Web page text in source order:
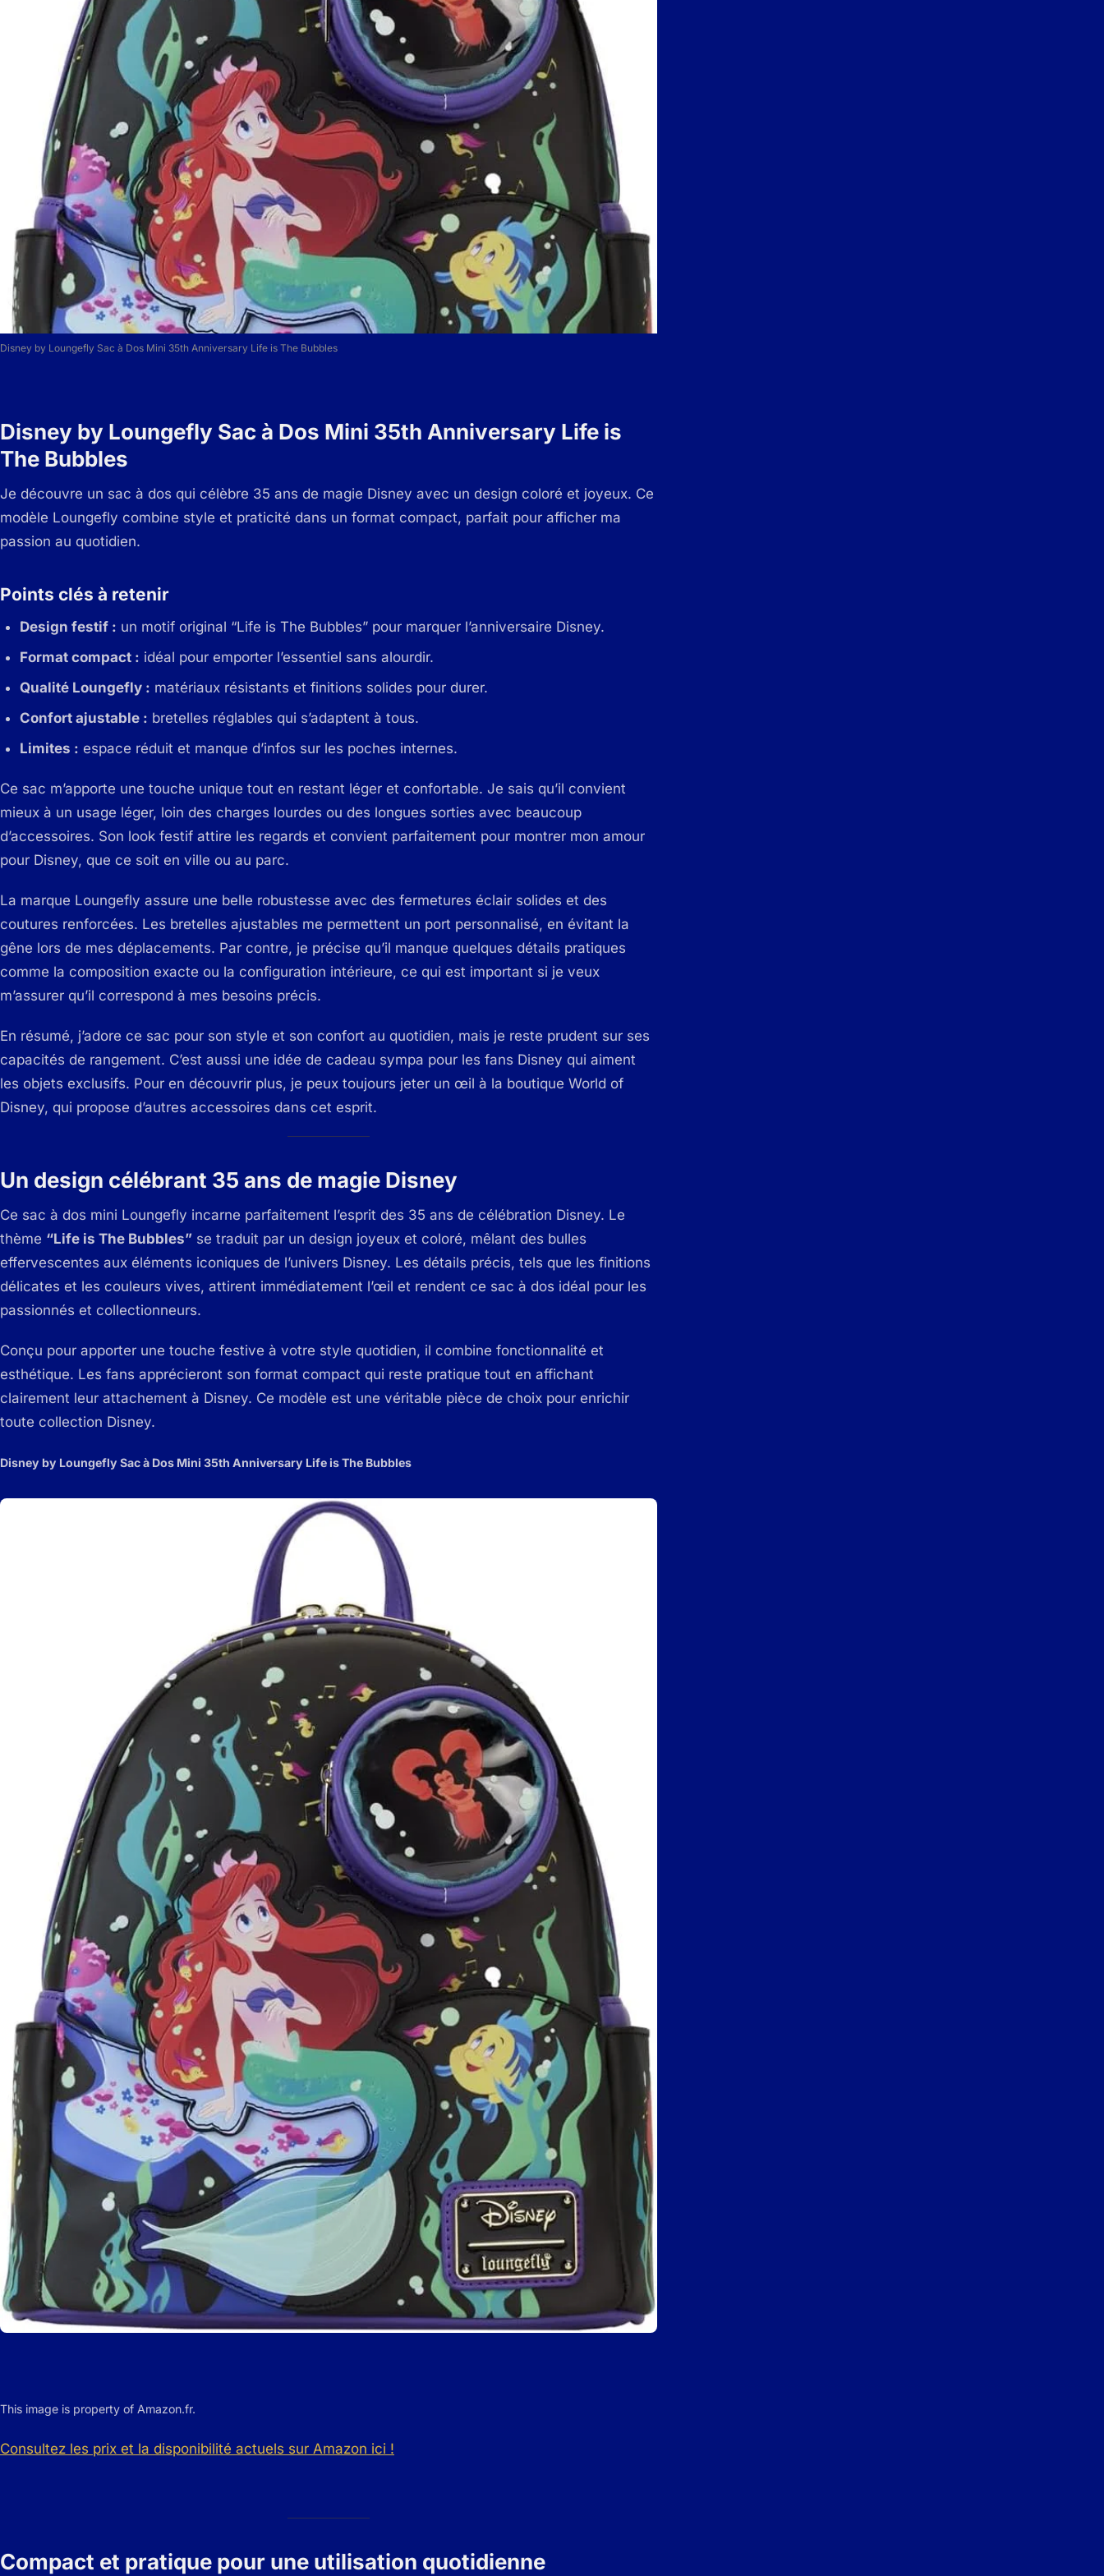
Disney by Loungefly Sac à Dos Mini 35th Anniversary Life is The Bubbles
Disney by Loungefly Sac à Dos Mini 35th Anniversary Life is
The Bubbles
Je découvre un sac à dos qui célèbre 35 ans de magie Disney avec un design coloré et joyeux. Ce
modèle Loungefly combine style et praticité dans un format compact, parfait pour afficher ma
passion au quotidien.
Points clés à retenir
Design festif : un motif original “Life is The Bubbles” pour marquer l’anniversaire Disney.
Format compact : idéal pour emporter l’essentiel sans alourdir.
Qualité Loungefly : matériaux résistants et finitions solides pour durer.
Confort ajustable : bretelles réglables qui s’adaptent à tous.
Limites : espace réduit et manque d’infos sur les poches internes.
Ce sac m’apporte une touche unique tout en restant léger et confortable. Je sais qu’il convient
mieux à un usage léger, loin des charges lourdes ou des longues sorties avec beaucoup
d’accessoires. Son look festif attire les regards et convient parfaitement pour montrer mon amour
pour Disney, que ce soit en ville ou au parc.
La marque Loungefly assure une belle robustesse avec des fermetures éclair solides et des
coutures renforcées. Les bretelles ajustables me permettent un port personnalisé, en évitant la
gêne lors de mes déplacements. Par contre, je précise qu’il manque quelques détails pratiques
comme la composition exacte ou la configuration intérieure, ce qui est important si je veux
m’assurer qu’il correspond à mes besoins précis.
En résumé, j’adore ce sac pour son style et son confort au quotidien, mais je reste prudent sur ses
capacités de rangement. C’est aussi une idée de cadeau sympa pour les fans Disney qui aiment
les objets exclusifs. Pour en découvrir plus, je peux toujours jeter un œil à la boutique World of
Disney, qui propose d’autres accessoires dans cet esprit.
Un design célébrant 35 ans de magie Disney
Ce sac à dos mini Loungefly incarne parfaitement l’esprit des 35 ans de célébration Disney. Le
thème “Life is The Bubbles” se traduit par un design joyeux et coloré, mêlant des bulles
effervescentes aux éléments iconiques de l’univers Disney. Les détails précis, tels que les finitions
délicates et les couleurs vives, attirent immédiatement l’œil et rendent ce sac à dos idéal pour les
passionnés et collectionneurs.
Conçu pour apporter une touche festive à votre style quotidien, il combine fonctionnalité et
esthétique. Les fans apprécieront son format compact qui reste pratique tout en affichant
clairement leur attachement à Disney. Ce modèle est une véritable pièce de choix pour enrichir
toute collection Disney.
Disney by Loungefly Sac à Dos Mini 35th Anniversary Life is The Bubbles
This image is property of Amazon.fr.
Consultez les prix et la disponibilité actuels sur Amazon ici !
Compact et pratique pour une utilisation quotidienne